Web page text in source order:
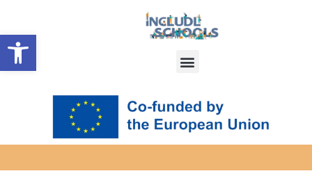
Open toolbar
CEIP CARLOS CANO JAKO
CZŁONEK
STOWARZYSZONY
INCLUDL SCHOOLS